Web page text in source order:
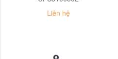
Liên hệ